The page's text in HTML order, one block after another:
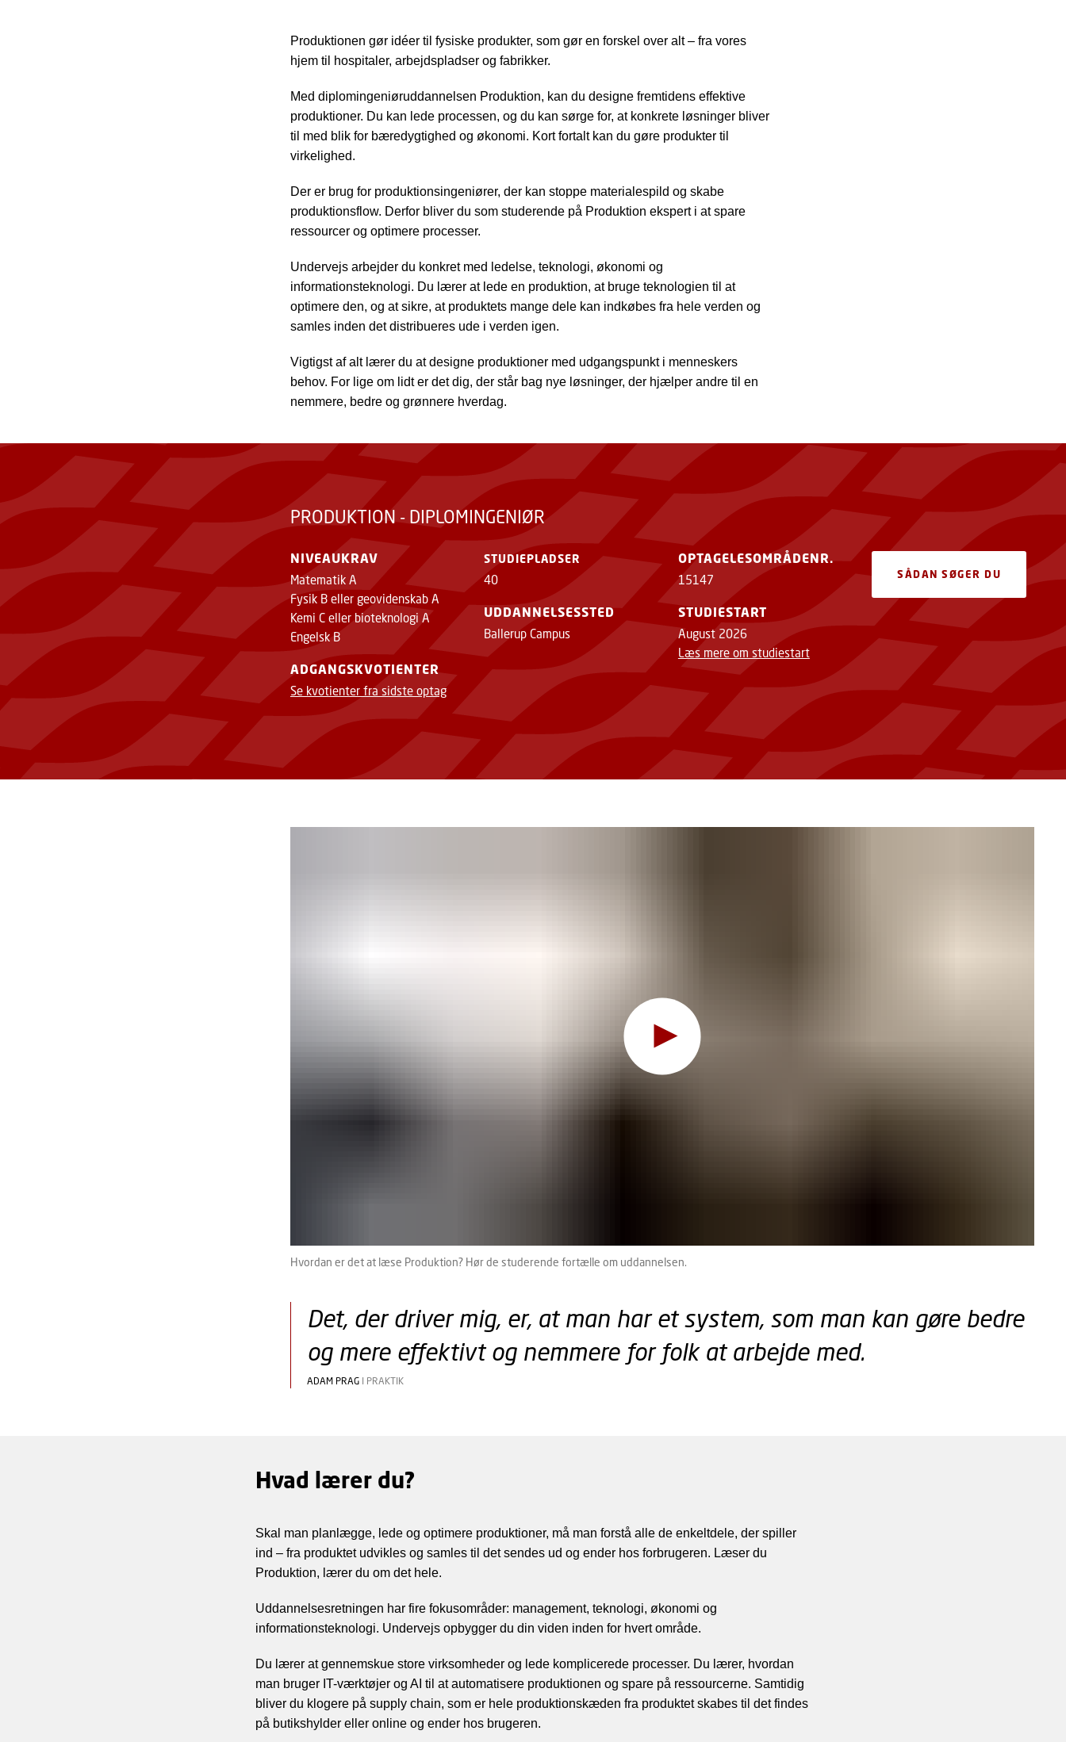
Produktionen gør idéer til fysiske produkter, som gør en forskel over alt – fra vores
hjem til hospitaler, arbejdspladser og fabrikker.
Med diplomingeniøruddannelsen Produktion, kan du designe fremtidens effektive
produktioner. Du kan lede processen, og du kan sørge for, at konkrete løsninger bliver
til med blik for bæredygtighed og økonomi. Kort fortalt kan du gøre produkter til
virkelighed.
Der er brug for produktionsingeniører, der kan stoppe materialespild og skabe
produktionsflow. Derfor bliver du som studerende på Produktion ekspert i at spare
ressourcer og optimere processer.
Undervejs arbejder du konkret med ledelse, teknologi, økonomi og
informationsteknologi. Du lærer at lede en produktion, at bruge teknologien til at
optimere den, og at sikre, at produktets mange dele kan indkøbes fra hele verden og
samles inden det distribueres ude i verden igen.
Vigtigst af alt lærer du at designe produktioner med udgangspunkt i menneskers
behov. For lige om lidt er det dig, der står bag nye løsninger, der hjælper andre til en
nemmere, bedre og grønnere hverdag.
PRODUKTION - DIPLOMINGENIØR
NIVEAUKRAV
Matematik A
Fysik B eller geovidenskab A
Kemi C eller bioteknologi A
Engelsk B
ADGANGSKVOTIENTER
Se kvotienter fra sidste optag
STUDIEPLADSER
40
UDDANNELSESSTED
Ballerup Campus
OPTAGELESOMRÅDENR.
15147
STUDIESTART
August 2026
Læs mere om studiestart
SÅDAN SØGER DU
Hov, denne funktion kræver cookies
cookie-samtykke til at tillade funktionalitet og målretning cookies
Hvordan er det at læse Produktion? Hør de studerende fortælle om uddannelsen.
Det, der driver mig, er, at man har et system, som man kan gøre bedre
og mere effektivt og nemmere for folk at arbejde med.
ADAM PRAG I PRAKTIK
Hvad lærer du?
Skal man planlægge, lede og optimere produktioner, må man forstå alle de enkeltdele, der spiller
ind – fra produktet udvikles og samles til det sendes ud og ender hos forbrugeren. Læser du
Produktion, lærer du om det hele.
Uddannelsesretningen har fire fokusområder: management, teknologi, økonomi og
informationsteknologi. Undervejs opbygger du din viden inden for hvert område.
Du lærer at gennemskue store virksomheder og lede komplicerede processer. Du lærer, hvordan
man bruger IT-værktøjer og AI til at automatisere produktionen og spare på ressourcerne. Samtidig
bliver du klogere på supply chain, som er hele produktionskæden fra produktet skabes til det findes
på butikshylder eller online og ender hos brugeren.